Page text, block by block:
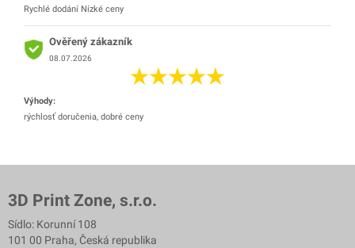
Rychlé dodání Nízké ceny
Ověřený zákazník
08.07.2026
Výhody:
rýchlosť doručenia, dobré ceny
3D Print Zone, s.r.o.
Sídlo: Korunní 108
101 00 Praha, Česká republika